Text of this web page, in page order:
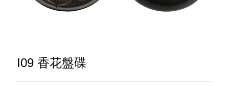
I09 香花盤碟